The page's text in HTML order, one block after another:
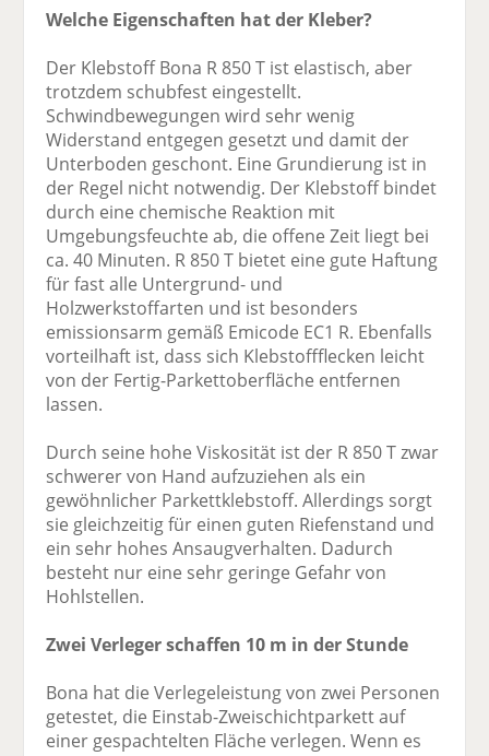
Welche Eigenschaften hat der Kleber?
Der Klebstoff Bona R 850 T ist elastisch, aber
trotzdem schubfest eingestellt.
Schwindbewegungen wird sehr wenig
Widerstand entgegen gesetzt und damit der
Unterboden geschont. Eine Grundierung ist in
der Regel nicht notwendig. Der Klebstoff bindet
durch eine chemische Reaktion mit
Umgebungsfeuchte ab, die offene Zeit liegt bei
ca. 40 Minuten. R 850 T bietet eine gute Haftung
für fast alle Untergrund- und
Holzwerkstoffarten und ist besonders
emissionsarm gemäß Emicode EC1 R. Ebenfalls
vorteilhaft ist, dass sich Klebstoffflecken leicht
von der Fertig-Parkettoberfläche entfernen
lassen.
Durch seine hohe Viskosität ist der R 850 T zwar
schwerer von Hand aufzuziehen als ein
gewöhnlicher Parkettklebstoff. Allerdings sorgt
sie gleichzeitig für einen guten Riefenstand und
ein sehr hohes Ansaugverhalten. Dadurch
besteht nur eine sehr geringe Gefahr von
Hohlstellen.
Zwei Verleger schaffen 10 m in der Stunde
Bona hat die Verlegeleistung von zwei Personen
getestet, die Einstab-Zweischichtparkett auf
einer gespachtelten Fläche verlegen. Wenn es